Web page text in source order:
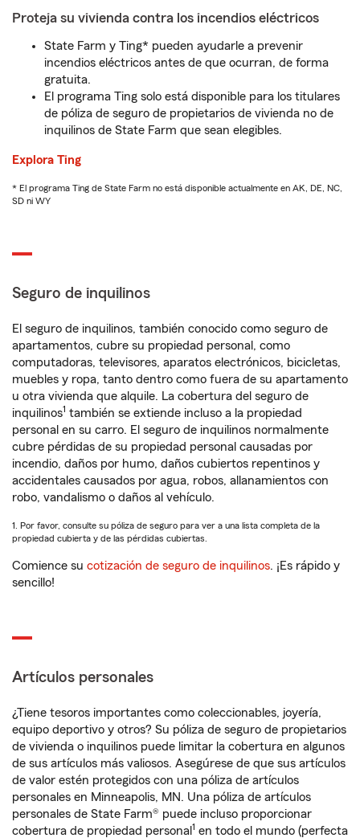
Proteja su vivienda contra los incendios eléctricos
State Farm y Ting* pueden ayudarle a prevenir
incendios eléctricos antes de que ocurran, de forma
gratuita.
El programa Ting solo está disponible para los titulares
de póliza de seguro de propietarios de vivienda no de
inquilinos de State Farm que sean elegibles.
Explora Ting
* El programa Ting de State Farm no está disponible actualmente en AK, DE, NC,
SD ni WY
Seguro de inquilinos
El seguro de inquilinos, también conocido como seguro de
apartamentos, cubre su propiedad personal, como
computadoras, televisores, aparatos electrónicos, bicicletas,
muebles y ropa, tanto dentro como fuera de su apartamento
u otra vivienda que alquile. La cobertura del seguro de
inquilinos1 también se extiende incluso a la propiedad
personal en su carro. El seguro de inquilinos normalmente
cubre pérdidas de su propiedad personal causadas por
incendio, daños por humo, daños cubiertos repentinos y
accidentales causados por agua, robos, allanamientos con
robo, vandalismo o daños al vehículo.
1. Por favor, consulte su póliza de seguro para ver a una lista completa de la
propiedad cubierta y de las pérdidas cubiertas.
Comience su cotización de seguro de inquilinos. ¡Es rápido y
sencillo!
Artículos personales
¿Tiene tesoros importantes como coleccionables, joyería,
equipo deportivo y otros? Su póliza de seguro de propietarios
de vivienda o inquilinos puede limitar la cobertura en algunos
de sus artículos más valiosos. Asegúrese de que sus artículos
de valor estén protegidos con una póliza de artículos
personales en Minneapolis, MN. Una póliza de artículos
personales de State Farm® puede incluso proporcionar
cobertura de propiedad personal 1 en todo el mundo (perfecta